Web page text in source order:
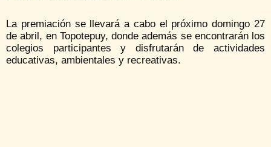
La premiación se llevará a cabo el próximo domingo 27
de abril, en Topotepuy, donde además se encontrarán los
colegios participantes y disfrutarán de actividades
educativas, ambientales y recreativas.